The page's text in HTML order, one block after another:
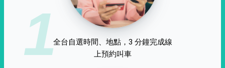
1全台自選時間、地點，3 分鐘完成線
上預約叫車